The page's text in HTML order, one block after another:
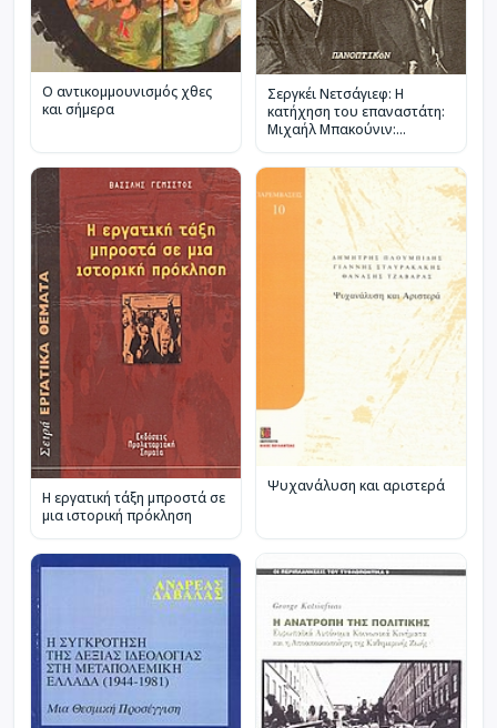
Ο αντικομμουνισμός χθες
και σήμερα
Σεργκέι Νετσάγιεφ: Η
κατήχηση του επαναστάτη:
Μιχαήλ Μπακούνιν:
Η εργατική τάξη μπροστά σε
μια ιστορική πρόκληση
Ψυχανάλυση και αριστερά